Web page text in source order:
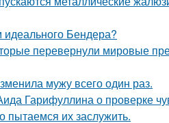
Бендера?
перевернули мировые
мужу всего один раз.
Гарифуллина о проверке
пытаемся их заслужить.